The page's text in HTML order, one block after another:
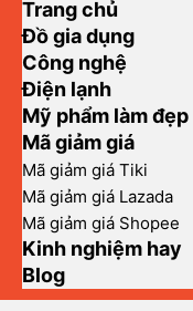
Trang chủ
Đồ gia dụng
Công nghệ
Điện lạnh
Mỹ phẩm làm đẹp
Mã giảm giá
Mã giảm giá Tiki
Mã giảm giá Lazada
Mã giảm giá Shopee
Kinh nghiệm hay
Blog